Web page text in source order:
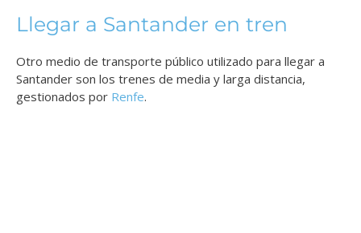
Llegar a Santander en tren
Otro medio de transporte público utilizado para llegar a
Santander son los trenes de media y larga distancia,
gestionados por Renfe.